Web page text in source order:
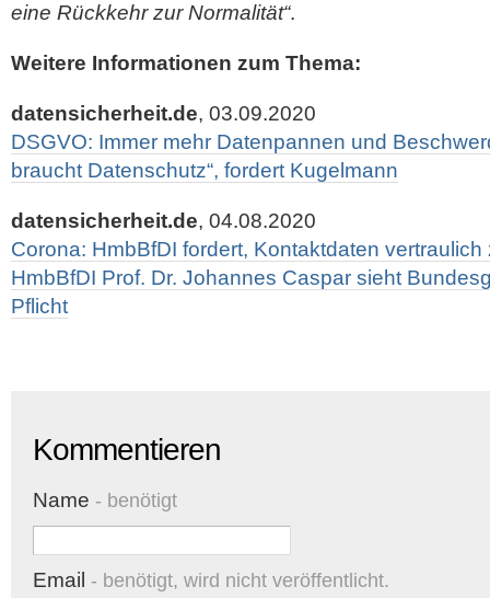
eine Rückkehr zur Normalität“.
Weitere Informationen zum Thema:
datensicherheit.de, 03.09.2020
DSGVO: Immer mehr Datenpannen und
braucht Datenschutz“, fordert Kugelmann
datensicherheit.de, 04.08.2020
Corona: HmbBfDI fordert, Kontaktdaten
HmbBfDI Prof. Dr. Johannes Caspar sieht
Pflicht
Kommentieren
Name - benötigt
Email - benötigt, wird nicht veröffentlicht.